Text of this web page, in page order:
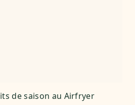
de saison au Airfryer